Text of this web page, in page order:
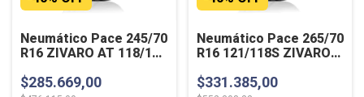
Neumático Pace 245/70
R16 ZIVARO AT 118/115
$285.669,00
Neumático Pace 265/70
R16 121/118S ZIVARO
$331.385,00